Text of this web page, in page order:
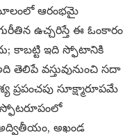
ఆరంభమై
ఉచ్చరిస్తే ఈ ఓంకారం
కాబట్టి ఇది స్ఫోటానికి
తెలిపే వస్తువునుంచి సదా
సూక్ష్మారూపమే
అఖండ